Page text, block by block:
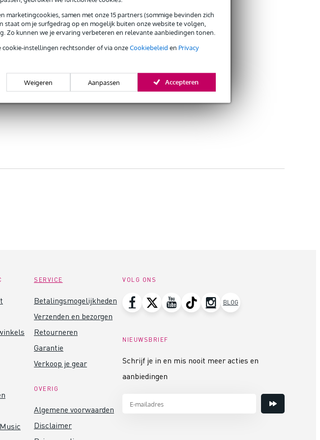
samen met onze 15 partners (sommige bevinden zich
staat om je surfgedrag op en mogelijk buiten onze website te volgen,
Zo kunnen we je ervaring verbeteren en relevante aanbiedingen tonen.
cookie-instellingen rechtsonder of via onzeCookiebeleid en Privacy
Weigeren Aanpassen Accepteren
SERVICE
Betalingsmogelijkheden
Verzenden en bezorgen
Retourneren
Garantie
Verkoop je gear
OVERIG
Algemene voorwaarden
Disclaimer
VOLG ONS
BLOG
NIEUWSBRIEF
Schrijf je in en mis nooit meer acties en
aanbiedingen